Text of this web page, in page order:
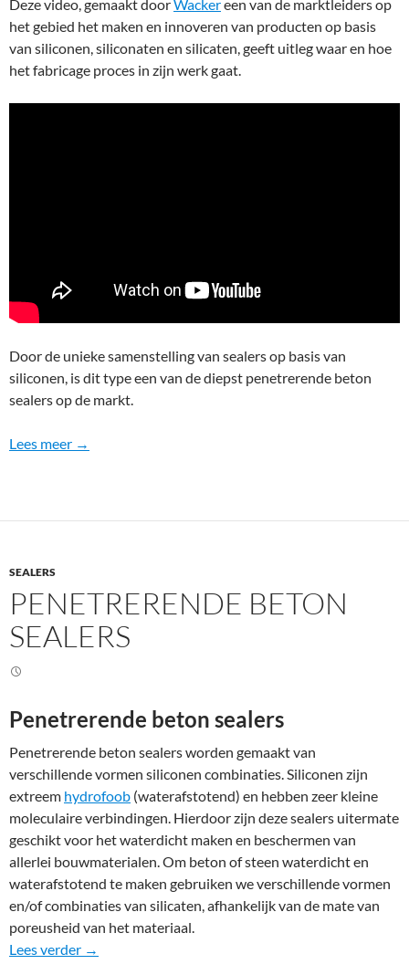
Deze video, gemaakt doorWackereen van de marktleiders op
het gebied het maken en innoveren van producten op basis
van siliconen, siliconaten en silicaten, geeft uitleg waar en hoe
het fabricage proces in zijn werk gaat.
Door de unieke samenstelling van sealers op basis van
siliconen, is dit type een van de diepst penetrerende beton
sealers op de markt.
Lees meer →
SEALERS
PENETRERENDE BETON
SEALERS
Penetrerende beton sealers
Penetrerende beton sealers worden gemaakt van
verschillende vormen siliconen combinaties. Siliconen zijn
extreem hydrofoob (waterafstotend) en hebben zeer kleine
moleculaire verbindingen. Hierdoor zijn deze sealers uitermate
geschikt voor het waterdicht maken en beschermen van
allerlei bouwmaterialen. Om beton of steen waterdicht en
waterafstotend te maken gebruiken we verschillende vormen
en/of combinaties van silicaten, afhankelijk van de mate van
poreusheid van het materiaal.
Lees verder Penetrerende beton sealers
→